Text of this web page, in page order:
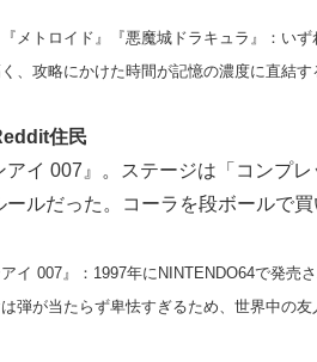
メトロイド』『悪魔城ドラキュラ』：い
、攻略にかけた時間が記憶の濃度に直結す
住民
アイ 007』。ステージは「コンプ
ールだった。コーラを段ボールで
イ 007』：1997年にNINTENDO64で発売
弾が当たらず卑怯すぎるため、世界中の